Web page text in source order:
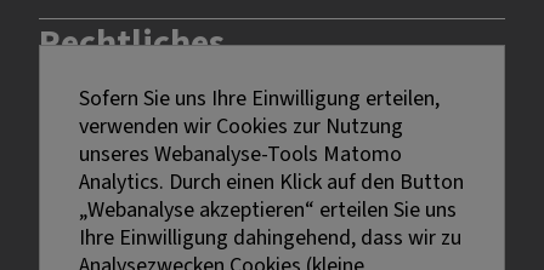
Rechtliches
Impressum
Datenschutz
Erklärung zur Barrierefreiheit
Bildnachweise
Sofern Sie uns Ihre Einwilligung erteilen,
verwenden wir Cookies zur Nutzung
unseres Webanalyse-Tools Matomo
Analytics. Durch einen Klick auf den Button
„Webanalyse akzeptieren“ erteilen Sie uns
Ihre Einwilligung dahingehend, dass wir zu